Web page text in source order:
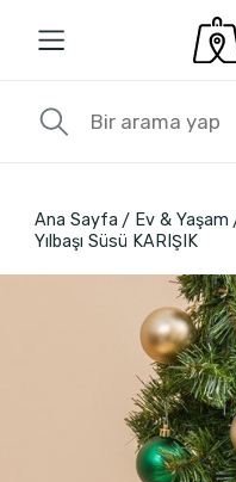
Ana Sayfa Ev & Yaşam
Yılbaşı Süsü KARIŞIK